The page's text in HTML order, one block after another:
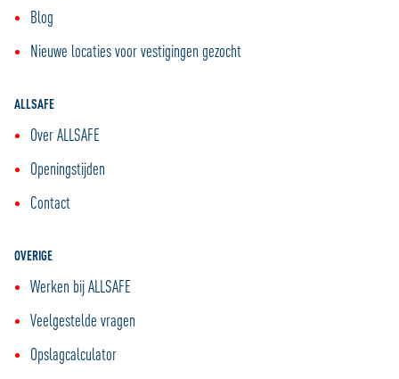
Blog
Nieuwe locaties voor vestigingen gezocht
ALLSAFE
Over ALLSAFE
Openingstijden
Contact
OVERIGE
Werken bij ALLSAFE
Veelgestelde vragen
Opslagcalculator